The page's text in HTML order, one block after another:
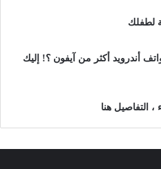
أندرويد أكثر من آيفون ؟! إليك
التفاصيل هنا